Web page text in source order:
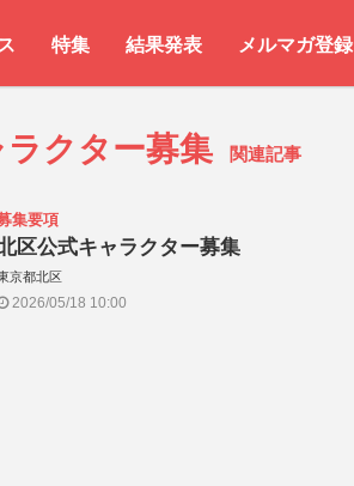
特集 結果発表 メルマガ登録
クター募集 関連記事
集要項
区公式キャラクター募集
京都北区
2026/05/18 10:00